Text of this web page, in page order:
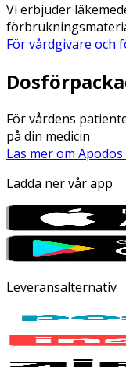
Vi erbjuder
För vårdgivare och
För vårdens
på din medicin
Läs mer om
Ladda ner vår app
Leveransalternativ